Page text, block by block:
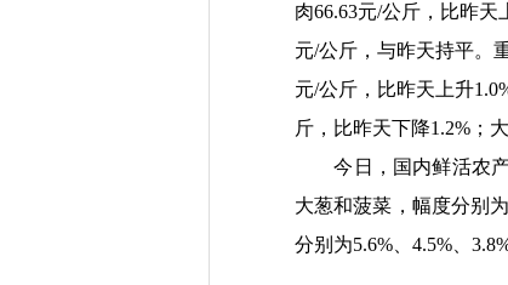
肉66.63元/公斤，比昨天
元/公斤，与昨天持平。
元/公斤，比昨天上升
斤，比昨天下降1.2%；
今日，国内鲜活农
大葱和菠菜，幅度分别
分别为5.6%、4.5%、